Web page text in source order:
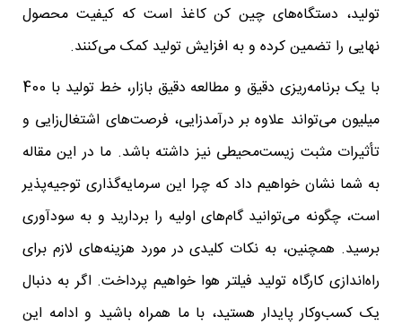
تولید، دستگاه‌های چین کن کاغذ است که کیفیت محصول
نهایی را تضمین کرده و به افزایش تولید کمک می‌کنند.
با یک برنامه‌ریزی دقیق و مطالعه دقیق بازار، خط تولید با 400
میلیون می‌تواند علاوه بر درآمدزایی، فرصت‌های اشتغال‌زایی و
تأثیرات مثبت زیست‌محیطی نیز داشته باشد. ما در این مقاله
به شما نشان خواهیم داد که چرا این سرمایه‌گذاری توجیه‌پذیر
است، چگونه می‌توانید گام‌های اولیه را بردارید و به سودآوری
برسید. همچنین، به نکات کلیدی در مورد هزینه‌های لازم برای
راه‌اندازی کارگاه تولید فیلتر هوا خواهیم پرداخت. اگر به دنبال
یک کسب‌وکار پایدار هستید، با ما همراه باشید و ادامه این